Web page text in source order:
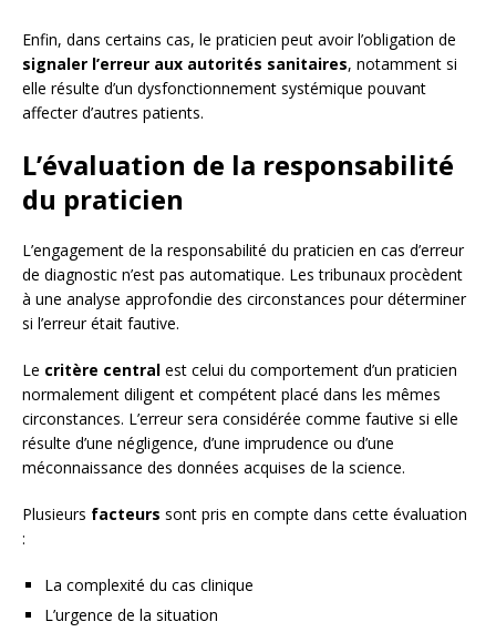
Enfin, dans certains cas, le praticien peut avoir l’obligation de
signaler l’erreur aux autorités sanitaires, notamment si
elle résulte d’un dysfonctionnement systémique pouvant
affecter d’autres patients.
L’évaluation de la responsabilité
du praticien
L’engagement de la responsabilité du praticien en cas d’erreur
de diagnostic n’est pas automatique. Les tribunaux procèdent
à une analyse approfondie des circonstances pour déterminer
si l’erreur était fautive.
Le critère central est celui du comportement d’un praticien
normalement diligent et compétent placé dans les mêmes
circonstances. L’erreur sera considérée comme fautive si elle
résulte d’une négligence, d’une imprudence ou d’une
méconnaissance des données acquises de la science.
Plusieurs facteurs sont pris en compte dans cette évaluation
:
La complexité du cas clinique
L’urgence de la situation